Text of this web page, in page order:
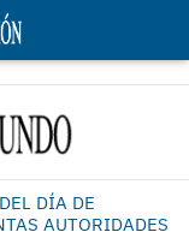
DÍA DE
AUTORIDADES